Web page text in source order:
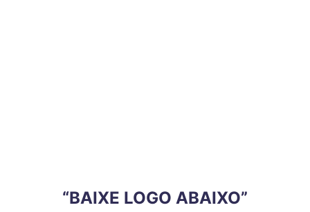
“BAIXE LOGO ABAIXO”